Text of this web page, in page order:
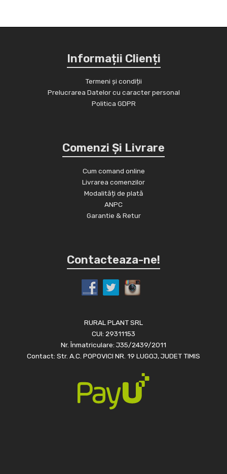
Informații Clienți
Termeni și condiții
Prelucrarea Datelor cu caracter personal
Politica GDPR
Comenzi Și Livrare
Cum comand online
Livrarea comenzilor
Modalități de plată
ANPC
Garantie & Retur
Contacteaza-ne!
RURAL PLANT SRL
CUI: 29311153
Nr. Înmatriculare: J35/2439/2011
Contact: Str. A.C. POPOVICI NR. 19 LUGOJ, JUDET TIMIS